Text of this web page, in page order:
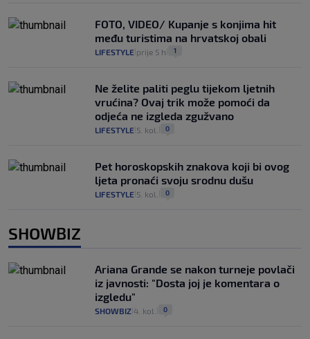
FOTO, VIDEO/ Kupanje s konjima hit
među turistima na hrvatskoj obali
LIFESTYLE prije 5 h 1
Ne želite paliti peglu tijekom ljetnih
vrućina? Ovaj trik može pomoći da
odjeća ne izgleda zgužvano
LIFESTYLE 5. kol. 0
Pet horoskopskih znakova koji bi ovog
ljeta pronaći svoju srodnu dušu
LIFESTYLE 5. kol. 0
SHOWBIZ
Ariana Grande se nakon turneje povlači
iz javnosti: "Dosta joj je komentara o
izgledu"
SHOWBIZ 4. kol. 0